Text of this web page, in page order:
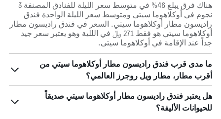
هناك فرق يبلغ 46% في متوسط ​​سعر الليلة للفنادق المصنفة 3
نجوم في أوكلاهوما سيتى ومتوسط ​​سعر الليلة الواحدة فندق
راديسون مطار أوكلاهوما سيتي. السعر في فندق راديسون مطار
أوكلاهوما سيتي هو فقط 271 ﷼ في الللية وهو يعتبر سعر جيد
جداً عند الإقامة في أوكلاهوما سيتى.
ما مدى قرب فندق راديسون مطار أوكلاهوما سيتي من
أقرب مطار، مطار ويل روجرز العالمي؟
هل يعتبر فندق راديسون مطار أوكلاهوما سيتي صديقاً
للحيوانات الأليفة؟